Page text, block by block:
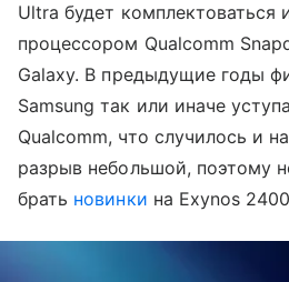
Ultra будет комплектоваться
процессором Qualcomm
Galaxy. В предыдущие годы
Samsung так или иначе
Qualcomm, что случилось и
разрыв небольшой, поэтому
брать новинки на Exynos